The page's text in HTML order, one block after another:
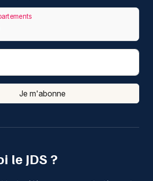
le JDS ?
Je m'abonne